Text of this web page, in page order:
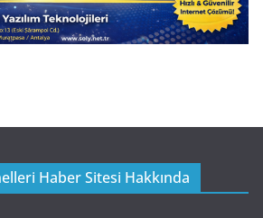
Haber Sitesi Hakkında